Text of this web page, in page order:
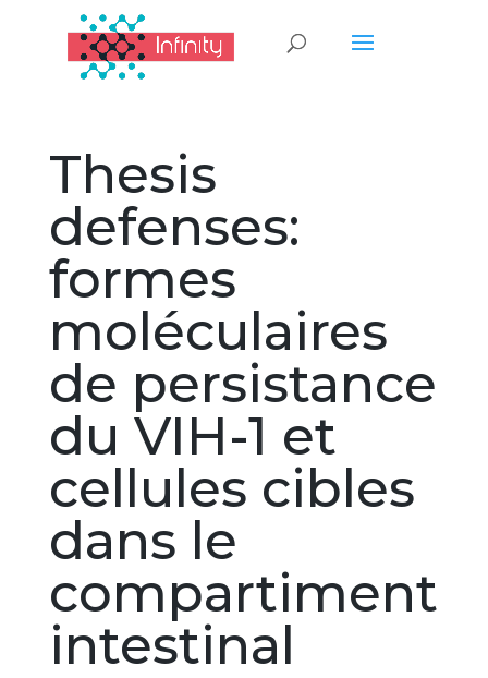
Thesis
defenses:
formes
moléculaires
de persistance
du VIH-1 et
cellules cibles
dans le
compartiment
intestinal